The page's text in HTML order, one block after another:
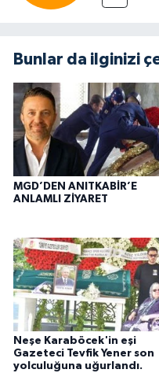
Bunlar da ilginizi
MGD’DEN ANITKABİR’E
ANLAMLI ZİYARET
Neşe Karaböcek'in eşi
Gazeteci Tevfik Yener son
yolculuğuna uğurlandı.